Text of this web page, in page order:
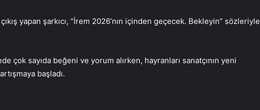
yapan şarkıcı, “İrem 2026’nın içinden geçecek. Bekleyin” sözleriyle
çok sayıda beğeni ve yorum alırken, hayranları sanatçının yeni
başladı.